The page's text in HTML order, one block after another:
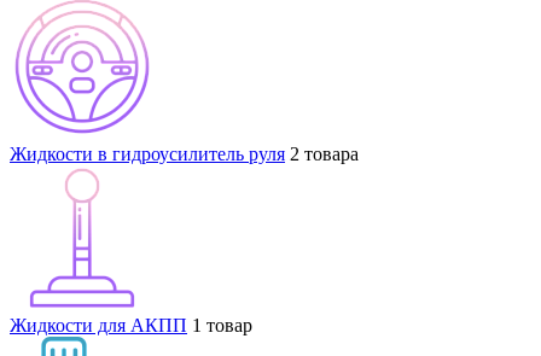
Жидкости в гидроусилитель руля 2 товара
Жидкости для АКПП 1 товар